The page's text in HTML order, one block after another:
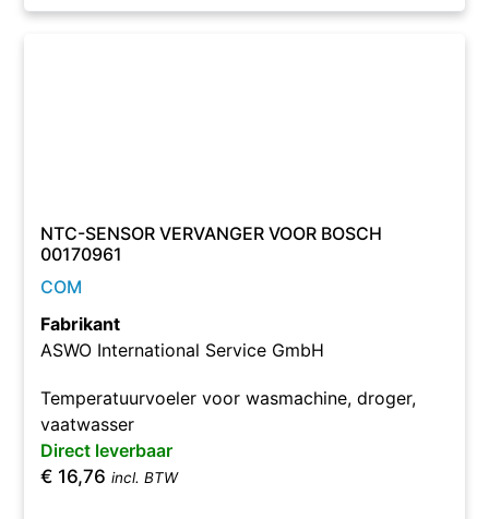
NTC-SENSOR VERVANGER VOOR BOSCH
00170961
COM
Fabrikant
ASWO International Service GmbH
Temperatuurvoeler voor wasmachine, droger,
vaatwasser
Direct leverbaar
€ 16,76 incl. BTW